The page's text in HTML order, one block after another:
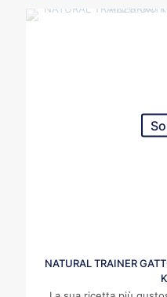
NATURAL TRAINER